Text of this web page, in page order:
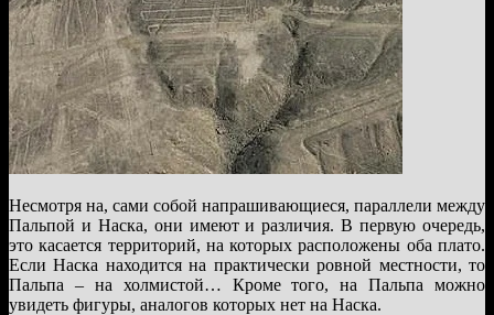
Несмотря на, сами собой напрашивающиеся, параллели между
Пальпой и Наска, они имеют и различия. В первую очередь,
это касается территорий, на которых расположены оба плато.
Если Наска находится на практически ровной местности, то
Пальпа – на холмистой… Кроме того, на Пальпа можно
увидеть фигуры, аналогов которых нет на Наска.